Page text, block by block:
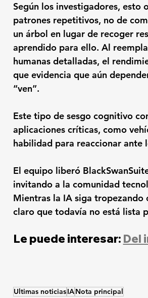
Según los investigadores, esto
patrones repetitivos, no de
un árbol en lugar de recoger
aprendido para ello. Al
humanas detalladas, el
que evidencia que aún
“ven”.
Este tipo de sesgo cognitivo
aplicaciones críticas, como
habilidad para reaccionar ante
El equipo liberó
invitando a la comunidad
Mientras la IA siga tropezando
claro que todavía no está lista
Le puede interesar: Del
Ultimas noticiasIANota principal